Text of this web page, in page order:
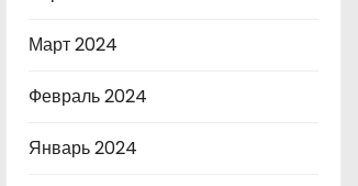
Март 2024
Февраль 2024
Январь 2024